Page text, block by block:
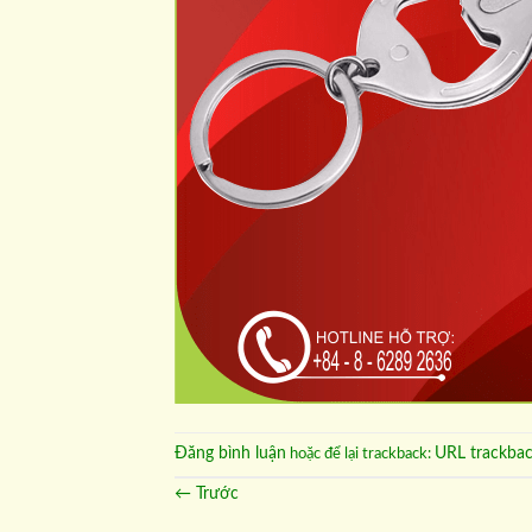
Đăng bình luận hoặc để lại trackback: URL
← Trước